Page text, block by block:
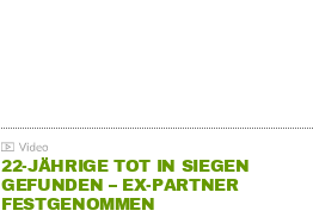
22-JÄHRIGE TOT IN SIEGEN
GEFUNDEN – EX-PARTNER
FESTGENOMMEN